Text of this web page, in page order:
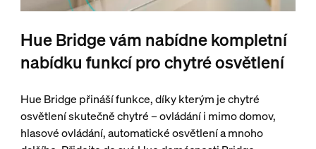
Hue Bridge vám nabídne kompletní
nabídku funkcí pro chytré osvětlení
Hue Bridge přináší funkce, díky kterým je chytré
osvětlení skutečně chytré – ovládání i mimo domov,
hlasové ovládání, automatické osvětlení a mnoho